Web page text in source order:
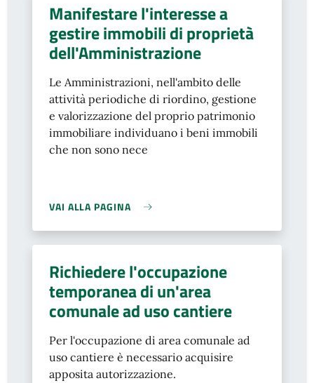
Manifestare l'interesse a
gestire immobili di proprietà
dell'Amministrazione
Le Amministrazioni, nell'ambito delle
attività periodiche di riordino, gestione
e valorizzazione del proprio patrimonio
immobiliare individuano i beni immobili
che non sono nece
VAI ALLA PAGINA
Richiedere l'occupazione
temporanea di un'area
comunale ad uso cantiere
Per l'occupazione di area comunale ad
uso cantiere è necessario acquisire
apposita autorizzazione.